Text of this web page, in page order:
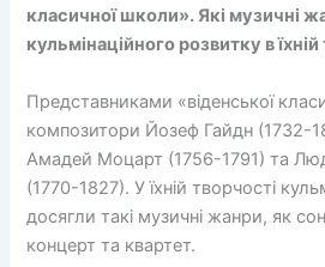
класичної школи». Які музичні
кульмінаційного розвитку в їхній
Представниками «віденської
композитори Йозеф Гайдн (1732-
Амадей Моцарт (1756-1791) та
(1770-1827). У їхній творчості
досягли такі музичні жанри, як
концерт та квартет.